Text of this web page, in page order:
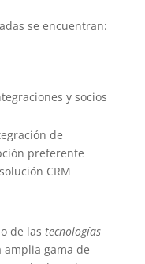
se encuentran:
y socios
de
preferente
CRM
de las tecnologías
gama de